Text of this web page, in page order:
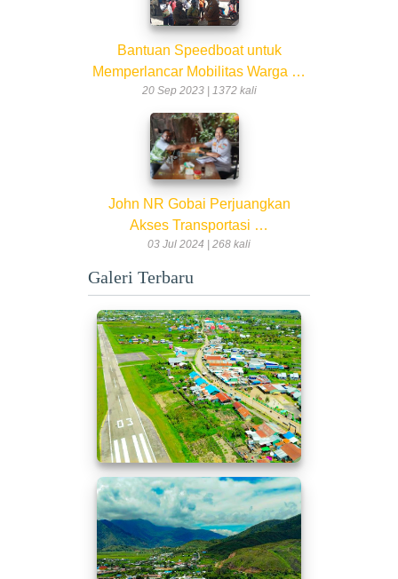
Bantuan Speedboat untuk
Memperlancar Mobilitas Warga …
20 Sep 2023 | 1372 kali
John NR Gobai Perjuangkan
Akses Transportasi …
03 Jul 2024 | 268 kali
Galeri Terbaru